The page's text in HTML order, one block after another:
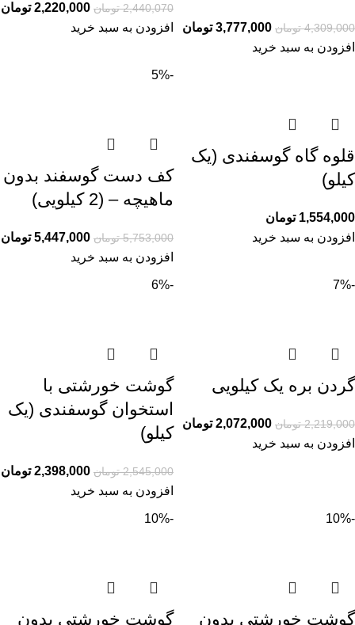
4,309,000 تومان 3,777,000 تومان
افزودن به سبد خرید
2,440,070 تومان 2,220,000 تومان
افزودن به سبد خرید
قلوه گاه گوسفندی (یک
کیلو)
1,554,000 تومان
افزودن به سبد خرید
-5%
کف دست گوسفند بدون
ماهیچه – (2 کیلویی)
5,753,000 تومان 5,447,000 تومان
افزودن به سبد خرید
-7%
گردن بره یک کیلویی
2,219,000 تومان 2,072,000 تومان
افزودن به سبد خرید
-6%
گوشت خورشتی با
استخوان گوسفندی (یک
کیلو)
2,545,000 تومان 2,398,000 تومان
افزودن به سبد خرید
-10%
گوشت خورشتی بدون
-10%
گوشت خورشتی بدون